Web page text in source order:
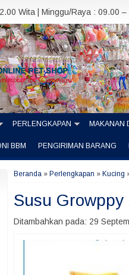
Wita | Minggu/Raya : 09.00
PERLENGKAPAN MAKANAN
BBM PENGIRIMAN BARANG
Beranda » Perlengkapan » Kucing
Susu Growppy
Ditambahkan pada: 29